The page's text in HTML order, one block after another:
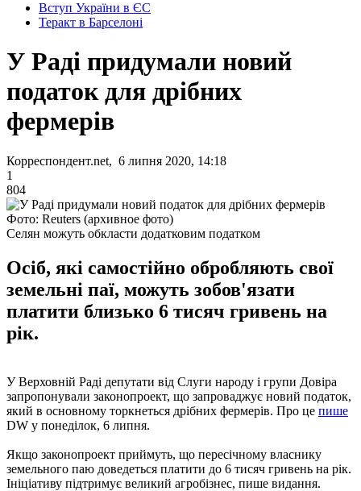
Вступ України в ЄС
Теракт в Барселоні
У Раді придумали новий
податок для дрібних
фермерів
Корреспондент.net, 6 липня 2020, 14:18
1
804
Фото: Reuters (архивное фото)
Селян можуть обкласти додатковим податком
Осіб, які самостійно обробляють свої
земельні паї, можуть зобов'язати
платити близько 6 тисяч гривень на
рік.
У Верховній Раді депутати від Слуги народу і групи Довіра
запропонували законопроект, що запроваджує новий податок,
який в основному торкнеться дрібних фермерів. Про це пише
DW у понеділок, 6 липня.
Якщо законопроект приймуть, що пересічному власнику
земельного паю доведеться платити до 6 тисяч гривень на рік.
Ініціативу підтримує великий агробізнес, пише видання.